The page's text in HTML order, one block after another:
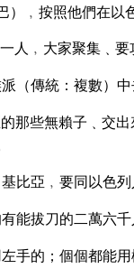
﹐按照他們在以
人﹐大家聚集﹑要
（傳統：複數）
那些無賴子﹑交
比亞﹐要同以色列
能拔刀的二萬六
手的；個個都能用